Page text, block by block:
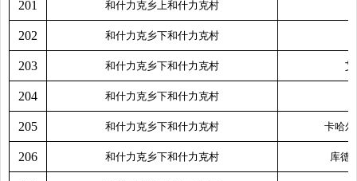
201 和什力克乡上和什力克村
202 和什力克乡下和什力克村
203 和什力克乡下和什力克村 艾
204 和什力克乡下和什力克村
205 和什力克乡下和什力克村 卡哈尔
206 和什力克乡下和什力克村 库德